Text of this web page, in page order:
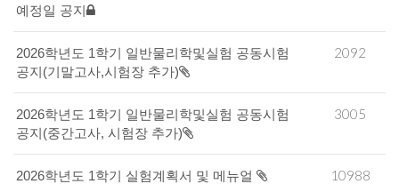
예정일 공지
2026학년도 1학기 일반물리학및실험 공동시험
공지(기말고사,시험장 추가)
2092
2026학년도 1학기 일반물리학및실험 공동시험
공지(중간고사, 시험장 추가)
3005
2026학년도 1학기 실험계획서 및 메뉴얼 10988